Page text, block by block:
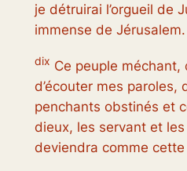
je détruirai l’orgueil de
immense de Jérusalem.
dix Ce peuple méchant,
d’écouter mes paroles,
penchants obstinés et
dieux, les servant et
deviendra comme